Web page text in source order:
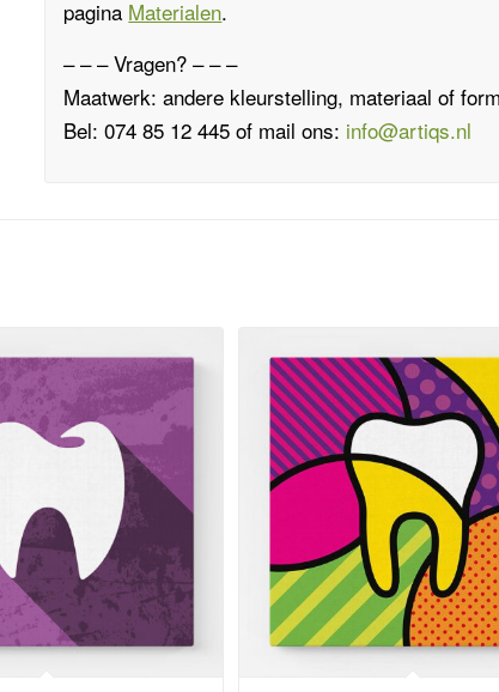
pagina Materialen.
– – – Vragen? – – –
Maatwerk: andere kleurstelling, materiaal of
Bel: 074 85 12 445 of mail ons: info@artiqs.nl